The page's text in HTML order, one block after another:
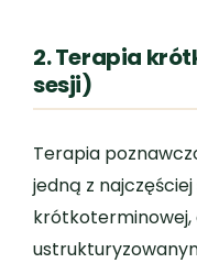
2. Terapia
sesji)
Terapia
jedną z